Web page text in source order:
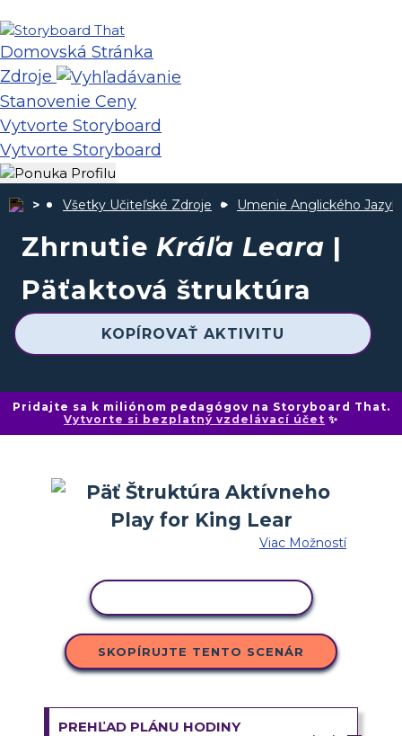
Domovská Stránka
Zdroje
Stanovenie Ceny
Vytvorte Storyboard
Vytvorte Storyboard
Všetky Učiteľské Zdroje Umenie Anglického
Zhrnutie Kráľa Leara |
Päťaktová štruktúra
KOPÍROVAŤ AKTIVITU
Pridajte sa k miliónom pedagógov na Storyboard That.
Vytvorte si bezplatný vzdelávací účet ✨
Viac Možností
SKOPÍRUJTE TENTO SCENÁR
PREHĽAD PLÁNU HODINY